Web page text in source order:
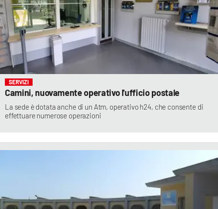
SERVIZI
Camini, nuovamente operativo l'ufficio postale
La sede è dotata anche di un Atm, operativo h24, che consente di
effettuare numerose operazioni